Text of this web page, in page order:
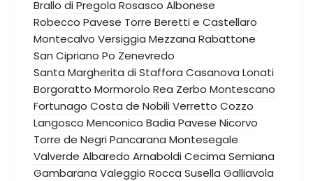
Brallo di Pregola Rosasco Albonese
Robecco Pavese Torre Beretti e Castellaro
Montecalvo Versiggia Mezzana Rabattone
San Cipriano Po Zenevredo
Santa Margherita di Staffora Casanova Lonati
Borgoratto Mormorolo Rea Zerbo Montescano
Fortunago Costa de NobiliVerretto Cozzo
Langosco Menconico Badia Pavese Nicorvo
Torre de NegriPancarana Montesegale
Valverde Albaredo ArnaboldiCecima Semiana
Gambarana Valeggio Rocca Susella Galliavola